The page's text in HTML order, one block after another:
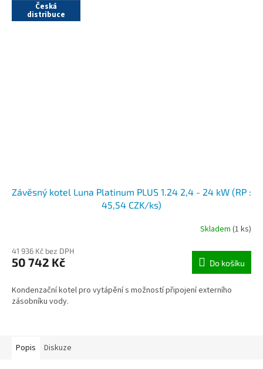
Česká
distribuce
Závěsný kotel Luna Platinum PLUS 1.24 2,4 - 24 kW (RP :
45,54 CZK/ks)
Skladem (1 ks)
41 936 Kč bez DPH
50 742 Kč Do košíku
Kondenzační kotel pro vytápění s možností připojení externího
zásobníku vody.
Popis Diskuze